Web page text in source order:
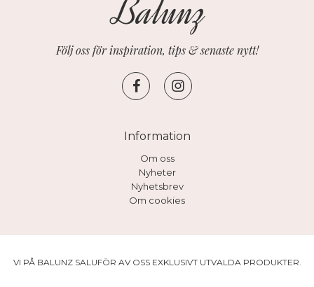
Följ oss för inspiration, tips & senaste nytt!
Information
Om oss
Nyheter
Nyhetsbrev
Om cookies
VI PÅ BALUNZ SALUFÖR AV OSS EXKLUSIVT UTVALDA PRODUKTER.